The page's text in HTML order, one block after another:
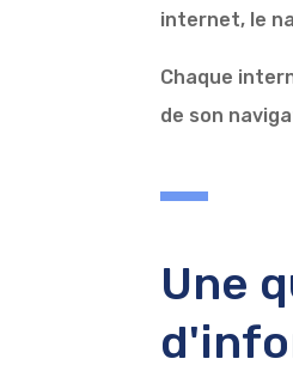
internet, le
Chaque
de son
Une